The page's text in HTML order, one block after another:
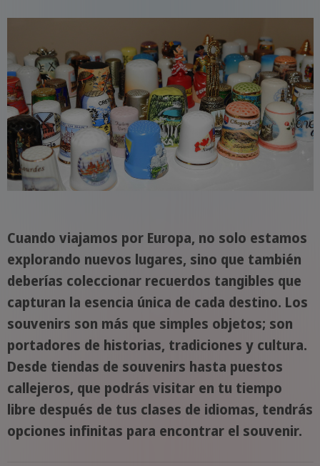
Cuando viajamos por Europa, no solo estamos
explorando nuevos lugares, sino que también
deberías coleccionar recuerdos tangibles que
capturan la esencia única de cada destino. Los
souvenirs son más que simples objetos; son
portadores de historias, tradiciones y cultura.
Desde tiendas de souvenirs hasta puestos
callejeros, que podrás visitar en tu tiempo
libre después de tus clases de idiomas, tendrás
opciones infinitas para encontrar el souvenir.